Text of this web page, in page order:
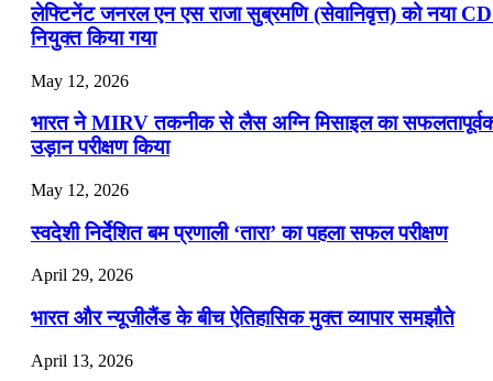
लेफ्टिनेंट जनरल एन एस राजा सुब्रमणि (सेवानिवृत्त) को नया
नियुक्त किया गया
May 12, 2026
भारत ने MIRV तकनीक से लैस अग्नि मिसाइल का
उड़ान परीक्षण किया
May 12, 2026
स्वदेशी निर्देशित बम प्रणाली ‘तारा’ का पहला सफल परीक्षण
April 29, 2026
भारत और न्यूजीलैंड के बीच ऐतिहासिक मुक्त व्यापार समझौते
April 13, 2026